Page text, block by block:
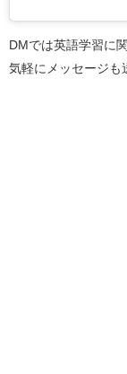
DMでは英語学習に
気軽にメッセージも